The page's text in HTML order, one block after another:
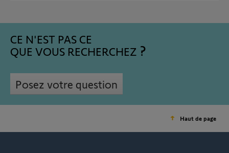
CE N'EST PAS CE
QUE VOUS RECHERCHEZ
Posez votre question
Haut de page